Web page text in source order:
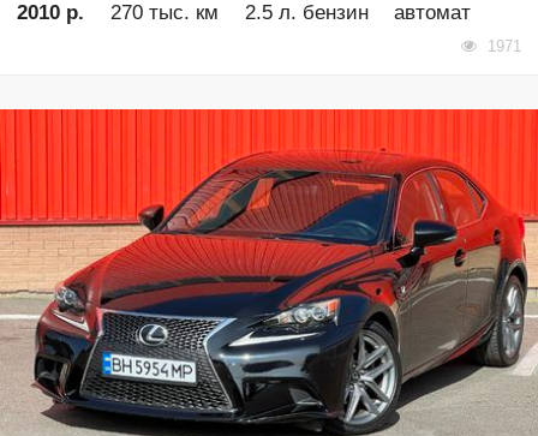
2010 р.
270 тыс. км 2.5 л. бензин автомат
1971